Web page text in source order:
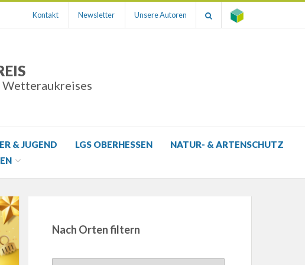
Kontakt Newsletter Unsere Autoren
Wetteraukreises
& JUGEND LGS OBERHESSEN
NATUR- & ARTENSCHUTZ
Nach Orten filtern